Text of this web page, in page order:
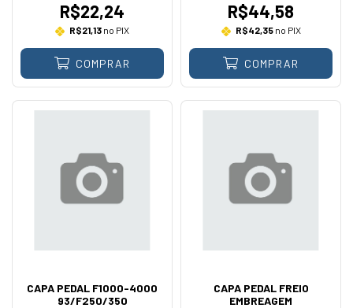
R$22,24
R$21,13 no PIX
COMPRAR
R$44,58
R$42,35no PIX
COMPRAR
CAPA PEDAL F1000-4000
93/F250/350
CAPA PEDAL FREIO
EMBREAGEM